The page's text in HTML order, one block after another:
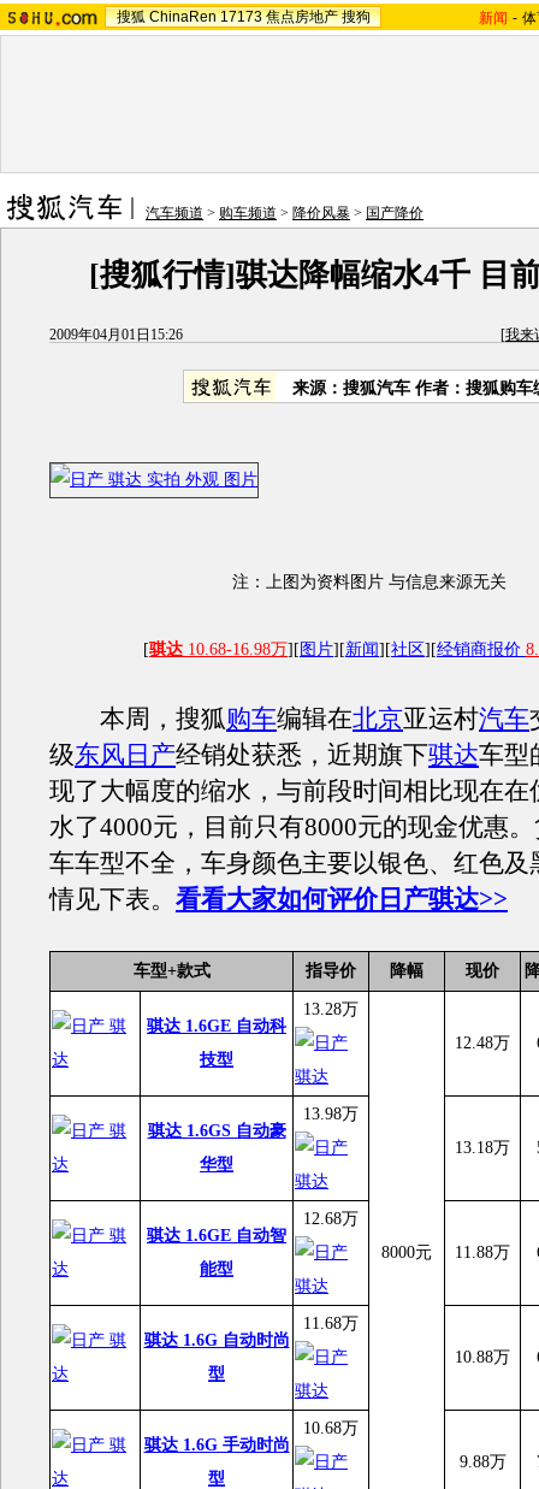
搜狐 ChinaRen 17173 焦点房地产 搜狗 新闻 -
汽车频道 > 购车频道 > 降价风暴 > 国产降价
[搜狐行情]骐达降幅缩水4千 目
2009年04月01日15:26 [我来
来源：搜狐汽车 作者：搜狐购车
注：上图为资料图片 与信息来源无关
[骐达 10.68-16.98万][ 图片][新闻][社区][经销商报价
本周，搜狐购车编辑在北京亚运村汽车
级东风日产经销处获悉，近期旗下骐达车型
现了大幅度的缩水，与前段时间相比现在在
水了4000元，目前只有8000元的现金优惠
车车型不全，车身颜色主要以银色、红色及
情见下表。 看看大家如何评价日产骐达>>
车型+款式 指导价 降幅 现价
骐达 1.6GE 自动科
技型
13.28万
8000元
12.48万
骐达 1.6GS 自动豪
华型
13.98万
13.18万
骐达 1.6GE 自动智
能型
12.68万
11.88万
骐达 1.6G 自动时尚
型
11.68万
10.88万
骐达 1.6G 手动时尚
型
10.68万
9.88万